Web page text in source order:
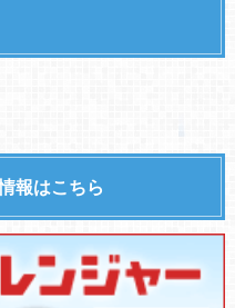
報はこちら